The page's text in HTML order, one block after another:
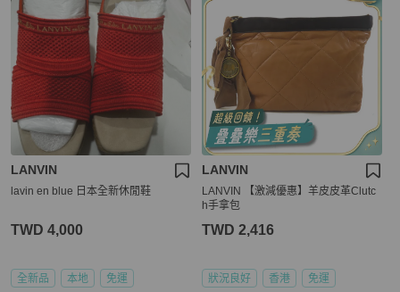
LANVIN
lavin en blue 日本全新休閒鞋
TWD 4,000
全新品 本地 免運
LANVIN
LANVIN 【激減優惠】羊皮皮革Clutc
h手拿包
TWD 2,416
狀況良好 香港 免運